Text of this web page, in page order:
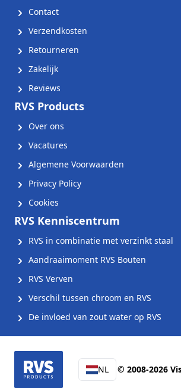
Contact
Verzendkosten
Retourneren
Zakelijk
Reviews
RVS Products
Over ons
Vacatures
Algemene Voorwaarden
Privacy Policy
Cookies
RVS Kenniscentrum
RVS in combinatie met verzinkt staal
Aandraaimoment RVS Bouten
RVS Verven
Verschil tussen chroom en RVS
De invloed van zout water op RVS
NL © 2008-2026